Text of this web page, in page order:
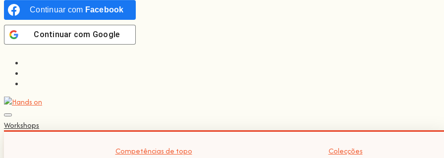
Continuar com Facebook
Continuar com Google
Workshops
Competências de topo Colecções